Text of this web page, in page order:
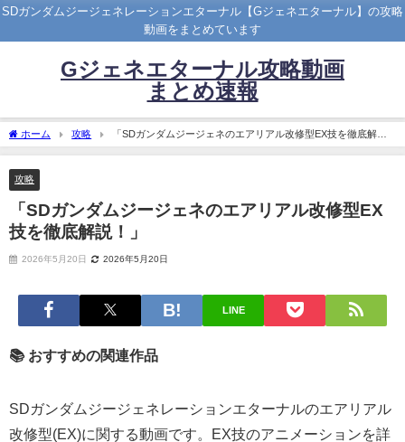
SDガンダムジージェネレーションエターナル【Gジェネエターナル】の攻略
動画をまとめています
Gジェネエターナル攻略動画
まとめ速報
ホーム 攻略
「SDガンダムジージェネのエアリアル改修型EX技を徹底解
説！」
攻略
「SDガンダムジージェネのエアリアル改修型EX
技を徹底解説！」
2026年5月20日 2026年5月20日
LINE
📚 おすすめの関連作品
SDガンダムジージェネレーションエターナルのエアリアル
改修型(EX)に関する動画です。EX技のアニメーションを詳